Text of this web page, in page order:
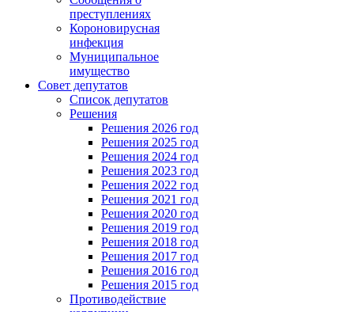
преступлениях
Короновирусная
инфекция
Муниципальное
имущество
Совет депутатов
Список депутатов
Решения
Решения 2026 год
Решения 2025 год
Решения 2024 год
Решения 2023 год
Решения 2022 год
Решения 2021 год
Решения 2020 год
Решения 2019 год
Решения 2018 год
Решения 2017 год
Решения 2016 год
Решения 2015 год
Противодействие